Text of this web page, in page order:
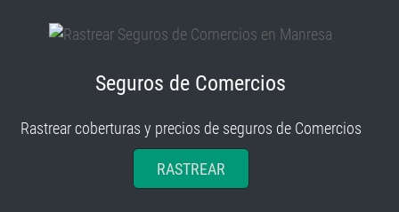
Rastrear coberturas y precios de seguros de Comercios
RASTREAR